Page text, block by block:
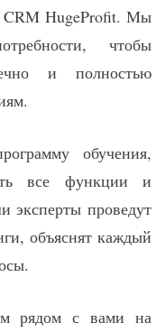
CRM HugeProfit. Мы
чтобы
и полностью
обучения,
все функции и
эксперты проведут
объяснят каждый
рядом с вами на